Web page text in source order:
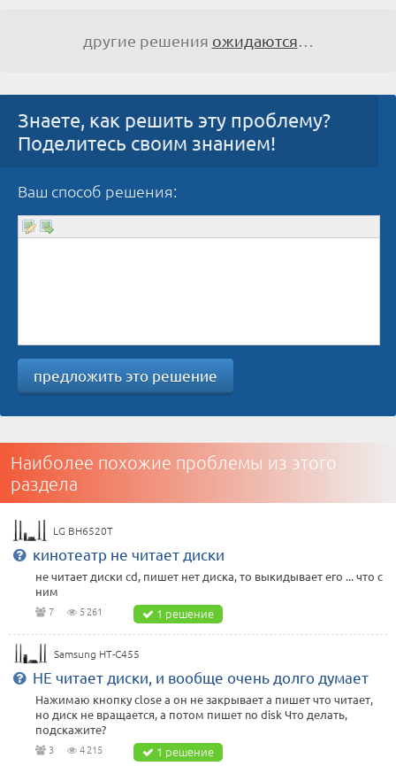
другие решения ожидаются
Знаете, как решить эту проблему?
Поделитесь своим знанием!
Ваш способ решения:
предложить это решение
Наиболее похожие проблемы из этого
раздела
LG BH6520T
кинотеатр не читает диски
не читает диски cd, пишет нет диска, то выкидывает его ... что с
ним
7 5 261 1 решение
Samsung HT-C455
НЕ читает диски, и вообще очень долго думает
Нажимаю кнопку сlose а он не закрывает а пишет что читает,
но диск не вращается, а потом пишет no disk Что делать,
подскажите?
3 4 215 1 решение